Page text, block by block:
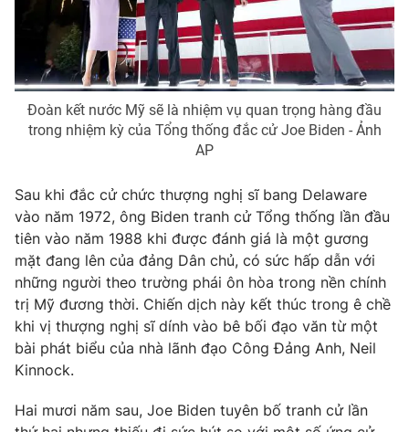
Đoàn kết nước Mỹ sẽ là nhiệm vụ quan trọng hàng đầu
trong nhiệm kỳ của Tổng thống đắc cử Joe Biden - Ảnh
AP
Sau khi đắc cử chức thượng nghị sĩ bang Delaware
vào năm 1972, ông Biden tranh cử Tổng thống lần đầu
tiên vào năm 1988 khi được đánh giá là một gương
mặt đang lên của đảng Dân chủ, có sức hấp dẫn với
những người theo trường phái ôn hòa trong nền chính
trị Mỹ đương thời. Chiến dịch này kết thúc trong ê chề
khi vị thượng nghị sĩ dính vào bê bối đạo văn từ một
bài phát biểu của nhà lãnh đạo Công Đảng Anh, Neil
Kinnock.
Hai mươi năm sau, Joe Biden tuyên bố tranh cử lần